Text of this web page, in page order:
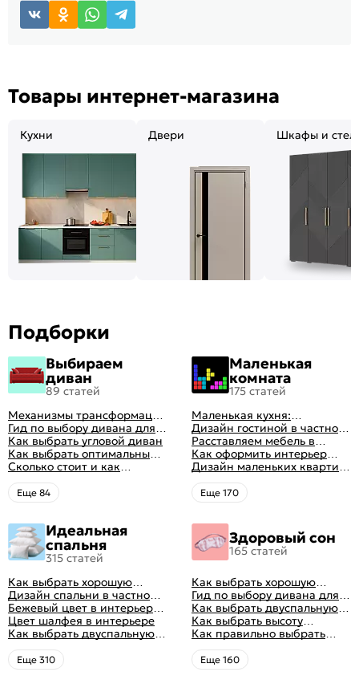
Товары интернет-магазина
Кухни Двери Шкафы и
Подборки
Выбираем
диван
89 статей
Механизмы трансформации
диванов: все виды,
особенности, плюсы и
минусы
Гид по выбору дивана для
сна
Как выбрать угловой диван
Как выбрать оптимальный
цвет стен в гостиной: 50
фото и идей оформления
Сколько стоит и как
перетянуть диван
Eще 84
Маленькая
комната
175 статей
Маленькая кухня:
планировка, стили, цвет и
рисунок, реальные фото
Дизайн гостиной в частном
доме: 50 вариантов с фото
Расставляем мебель в
гостиной: главные правила
рациональной планировки
Как оформить интерьер
однокомнатной квартиры:
47 классных идей с фото
Дизайн маленьких квартир:
10 идей для дизайна
интерьера с фото
Eще 170
Идеальная
спальня
315 статей
Как выбрать хорошую
кровать для сна
Дизайн спальни в частном
доме: множество идей
оформления идеальных
интерьеров
Бежевый цвет в интерьере
спальни 2024, 40 красивых
интерьеров с фото
Цвет шалфея в интерьере
Как выбрать двуспальную
кровать и матрас
правильно: советы и фото в
интерьере
Eще 310
Здоровый сон
165 статей
Как выбрать хорошую
кровать для сна
Гид по выбору дивана для
сна
Как выбрать двуспальную
кровать и матрас
правильно: советы и фото в
интерьере
Как выбрать высоту
матраса
Как правильно выбрать
ортопедический матрас
Eще 160